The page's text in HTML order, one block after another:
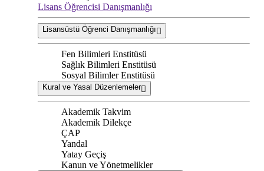
Lisans Öğrencisi Danışmanlığı
Lisansüstü Öğrenci Danışmanlığı
Fen Bilimleri Enstitüsü
Sağlık Bilimleri Enstitüsü
Sosyal Bilimler Enstitüsü
Kural ve Yasal Düzenlemeler
Akademik Takvim
Akademik Dilekçe
ÇAP
Yandal
Yatay Geçiş
Kanun ve Yönetmelikler